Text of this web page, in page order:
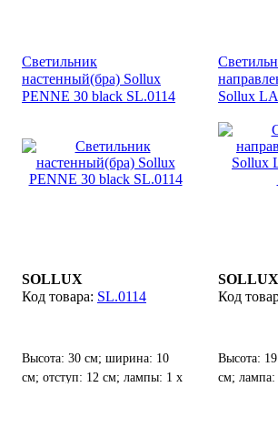
Светильник
настенный(бра) Sollux
PENNE 30 black SL.0114
SOLLUX
SL.0114
Высота: 30 см; ширина: 10
см; отступ: 12 см; лампы: 1 х
Sollux
SOLLUX
Высота:
см; лампа: